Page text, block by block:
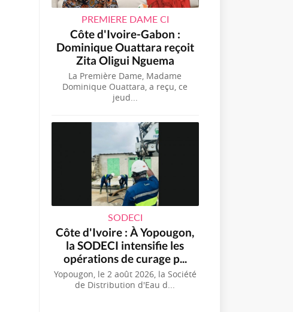
PREMIERE DAME CI
Côte d'Ivoire-Gabon :
Dominique Ouattara reçoit
Zita Oligui Nguema
La Première Dame, Madame
Dominique Ouattara, a reçu, ce
jeud...
SODECI
Côte d'Ivoire : À Yopougon,
la SODECI intensifie les
opérations de curage p...
Yopougon, le 2 août 2026, la Société
de Distribution d'Eau d...